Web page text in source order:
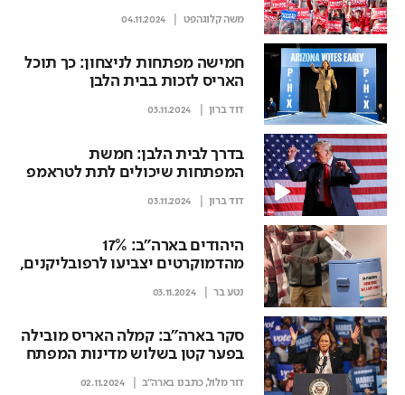
משה קלוגהפט 04.11.2024
חמישה מפתחות לניצחון: כך תוכל
האריס לזכות בבית הלבן
דוד ברון 03.11.2024
בדרך לבית הלבן: חמשת
המפתחות שיכולים לתת לטראמפ
דוד ברון 03.11.2024
היהודים בארה"ב: 17%
מהדמוקרטים יצביעו לרפובליקנים,
נטע בר 03.11.2024
סקר בארה"ב: קמלה האריס מובילה
בפער קטן בשלוש מדינות המפתח
דור מלול, כתבנו בארה"ב 02.11.2024